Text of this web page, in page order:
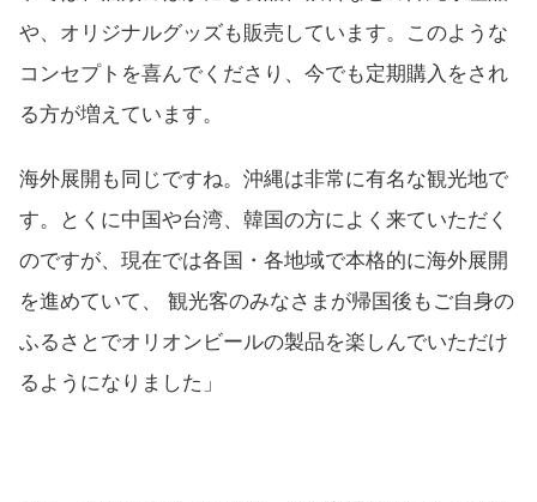
や、オリジナルグッズも販売しています。このような
コンセプトを喜んでくださり、今でも定期購入をされ
る方が増えています。
海外展開も同じですね。沖縄は非常に有名な観光地で
す。とくに中国や台湾、韓国の方によく来ていただく
のですが、現在では各国・各地域で本格的に海外展開
を進めていて、 観光客のみなさまが帰国後もご自身の
ふるさとでオリオンビールの製品を楽しんでいただけ
るようになりました」